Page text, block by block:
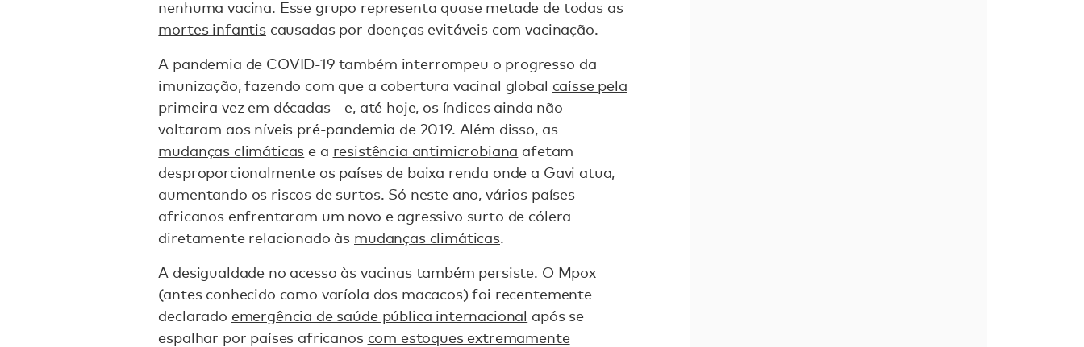
nenhuma vacina. Esse grupo representa quase metade de todas as
mortes infantiscausadas por doenças evitáveis com vacinação.
A pandemia de COVID-19 também interrompeu o progresso da
imunização, fazendo com que a cobertura vacinal global caísse pela
primeira vez em décadas- e, até hoje, os índices ainda não
voltaram aos níveis pré-pandemia de 2019. Além disso, as
mudanças climáticas e a resistência antimicrobiana afetam
desproporcionalmente os países de baixa renda onde a Gavi atua,
aumentando os riscos de surtos. Só neste ano, vários países
africanos enfrentaram um novo e agressivo surto de cólera
diretamente relacionado às mudanças climáticas.
A desigualdade no acesso às vacinas também persiste. O Mpox
(antes conhecido como varíola dos macacos) foi recentemente
declarado emergência de saúde pública internacional após se
espalhar por países africanos com estoques extremamente